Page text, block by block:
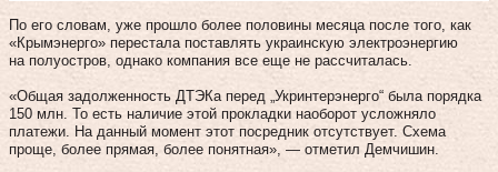
По его словам, уже прошло более половины месяца после того, как
«Крымэнерго» перестала поставлять украинскую электроэнергию
на полуостров, однако компания все еще не рассчиталась.
«Общая задолженность ДТЭКа перед „Укринтерэнерго“ была порядка
150 млн. То есть наличие этой прокладки наоборот усложняло
платежи. На данный момент этот посредник отсутствует. Схема
проще, более прямая, более понятная», — отметил Демчишин.